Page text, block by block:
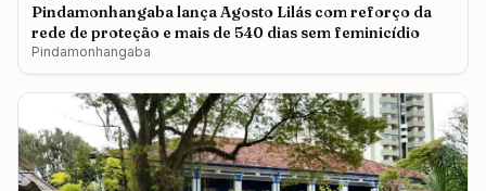
Pindamonhangaba lança Agosto Lilás com reforço da
rede de proteção e mais de 540 dias sem feminicídio
Pindamonhangaba